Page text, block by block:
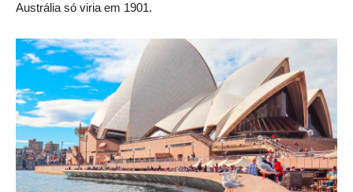
Austrália só viria em 1901.